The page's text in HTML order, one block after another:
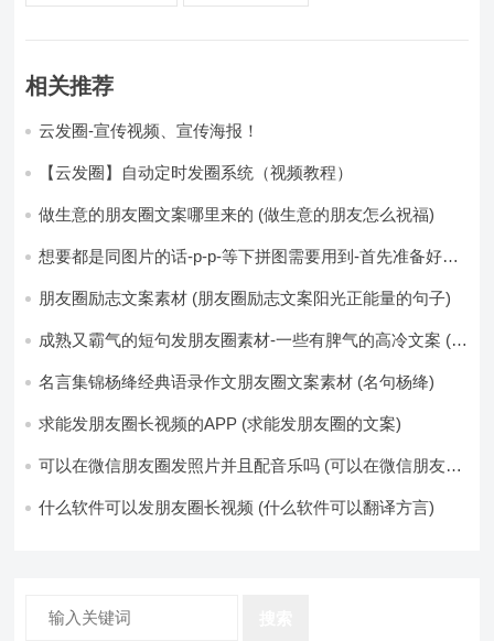
相关推荐
云发圈-宣传视频、宣传海报！
【云发圈】自动定时发圈系统（视频教程）
做生意的朋友圈文案哪里来的 (做生意的朋友怎么祝福)
想要都是同图片的话-p-p-等下拼图需要用到-首先准备好最
片-如果想要图片都不同得话-1-p-可以准备好45张的不同图
朋友圈励志文案素材 (朋友圈励志文案阳光正能量的句子)
成熟又霸气的短句发朋友圈素材-一些有脾气的高冷文案 (成
名言集锦杨绛经典语录作文朋友圈文案素材 (名句杨绛)
求能发朋友圈长视频的APP (求能发朋友圈的文案)
可以在微信朋友圈发照片并且配音乐吗 (可以在微信朋友圈
什么软件可以发朋友圈长视频 (什么软件可以翻译方言)